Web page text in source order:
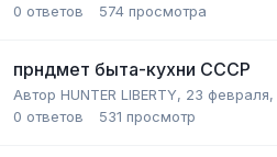
0 ответов 574 просмотра
прндмет быта-кухни СССР
Автор HUNTER LIBERTY, 23 февраля,
0 ответов 531 просмотр